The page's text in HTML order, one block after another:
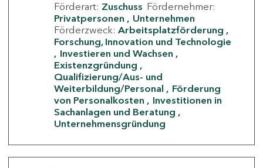
Förderart: Zuschuss Fördernehmer:
Privatpersonen
Unternehmen
Förderzweck: Arbeitsplatzförderung
Forschung, Innovation und Technologie
Investieren und Wachsen
Existenzgründung
Qualifizierung/Aus- und
Weiterbildung/Personal
Förderung
von Personalkosten
Investitionen in
Sachanlagen und Beratung
Unternehmensgründung